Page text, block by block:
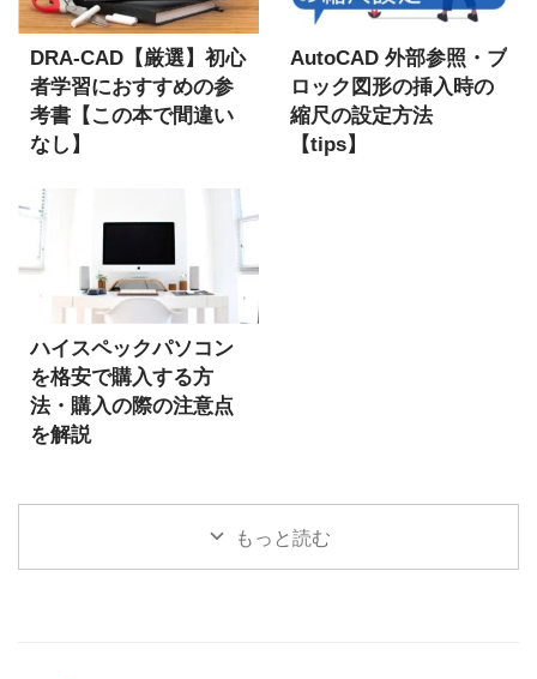
DRA-CAD【厳選】初心
者学習におすすめの参
考書【この本で間違い
なし】
AutoCAD 外部参照・ブ
ロック図形の挿入時の
縮尺の設定方法
【tips】
ハイスペックパソコン
を格安で購入する方
法・購入の際の注意点
を解説
もっと読む